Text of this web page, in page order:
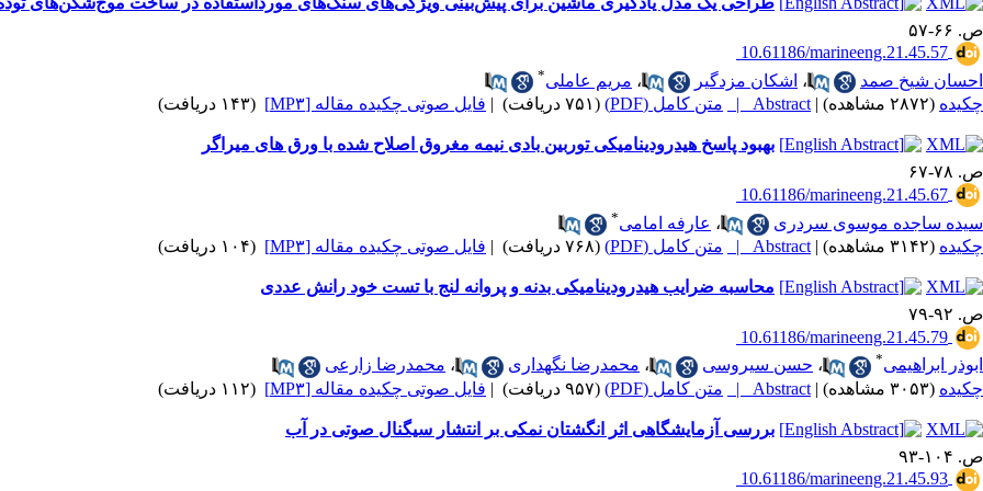
ص. ۶۶-۵۷
‎ 10.61186/marineeng.21.45.57
احسان شیخ صمد
، اشکان مزدگیر ، مریم عاملی*
چکیده (۲۸۷۲ مشاهده) |
Abstract | متن کامل (PDF) (۷۵۱ دریافت) | فایل صوتی چکیده مقاله [MP۳] (۱۴۳ دریافت)
بهبود پاسخ هیدرودینامیکی توربین بادی نیمه مغروق اصلاح شده با ورق های میراگر
ص. ۷۸-۶۷
‎ 10.61186/marineeng.21.45.67
سیده ساجده موسوی سردری
، عارفه امامی*
چکیده (۳۱۴۲ مشاهده) |
Abstract | متن کامل (PDF) (۷۶۸ دریافت) | فایل صوتی چکیده مقاله [MP۳] (۱۰۴ دریافت)
محاسبه ضرایب هیدرودینامیکی بدنه و پروانه لنج با تست خود رانش عددی
ص. ۹۲-۷۹
‎ 10.61186/marineeng.21.45.79
ابوذر ابراهیمی* ، حسن سیروسی ، محمدرضا نگهداری ، محمدرضا زارعی
چکیده (۳۰۵۳ مشاهده) |
Abstract | متن کامل (PDF) (۹۵۷ دریافت) | فایل صوتی چکیده مقاله [MP۳] (۱۱۲ دریافت)
بررسی آزمایشگاهی اثر انگشتان نمکی بر انتشار سیگنال صوتی در آب
ص. ۱۰۴-۹۳
‎ 10.61186/marineeng.21.45.93